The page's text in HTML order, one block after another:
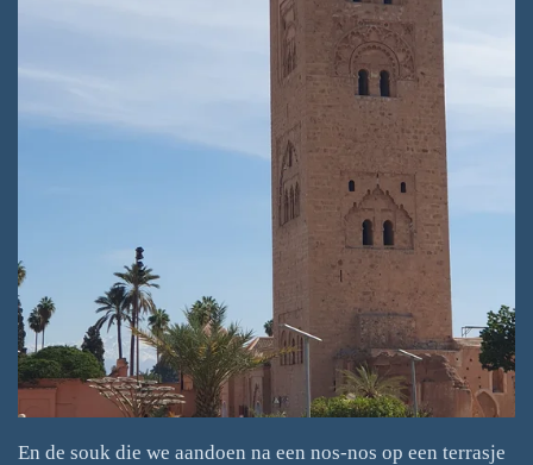
En de souk die we aandoen na een nos-nos op een terrasje